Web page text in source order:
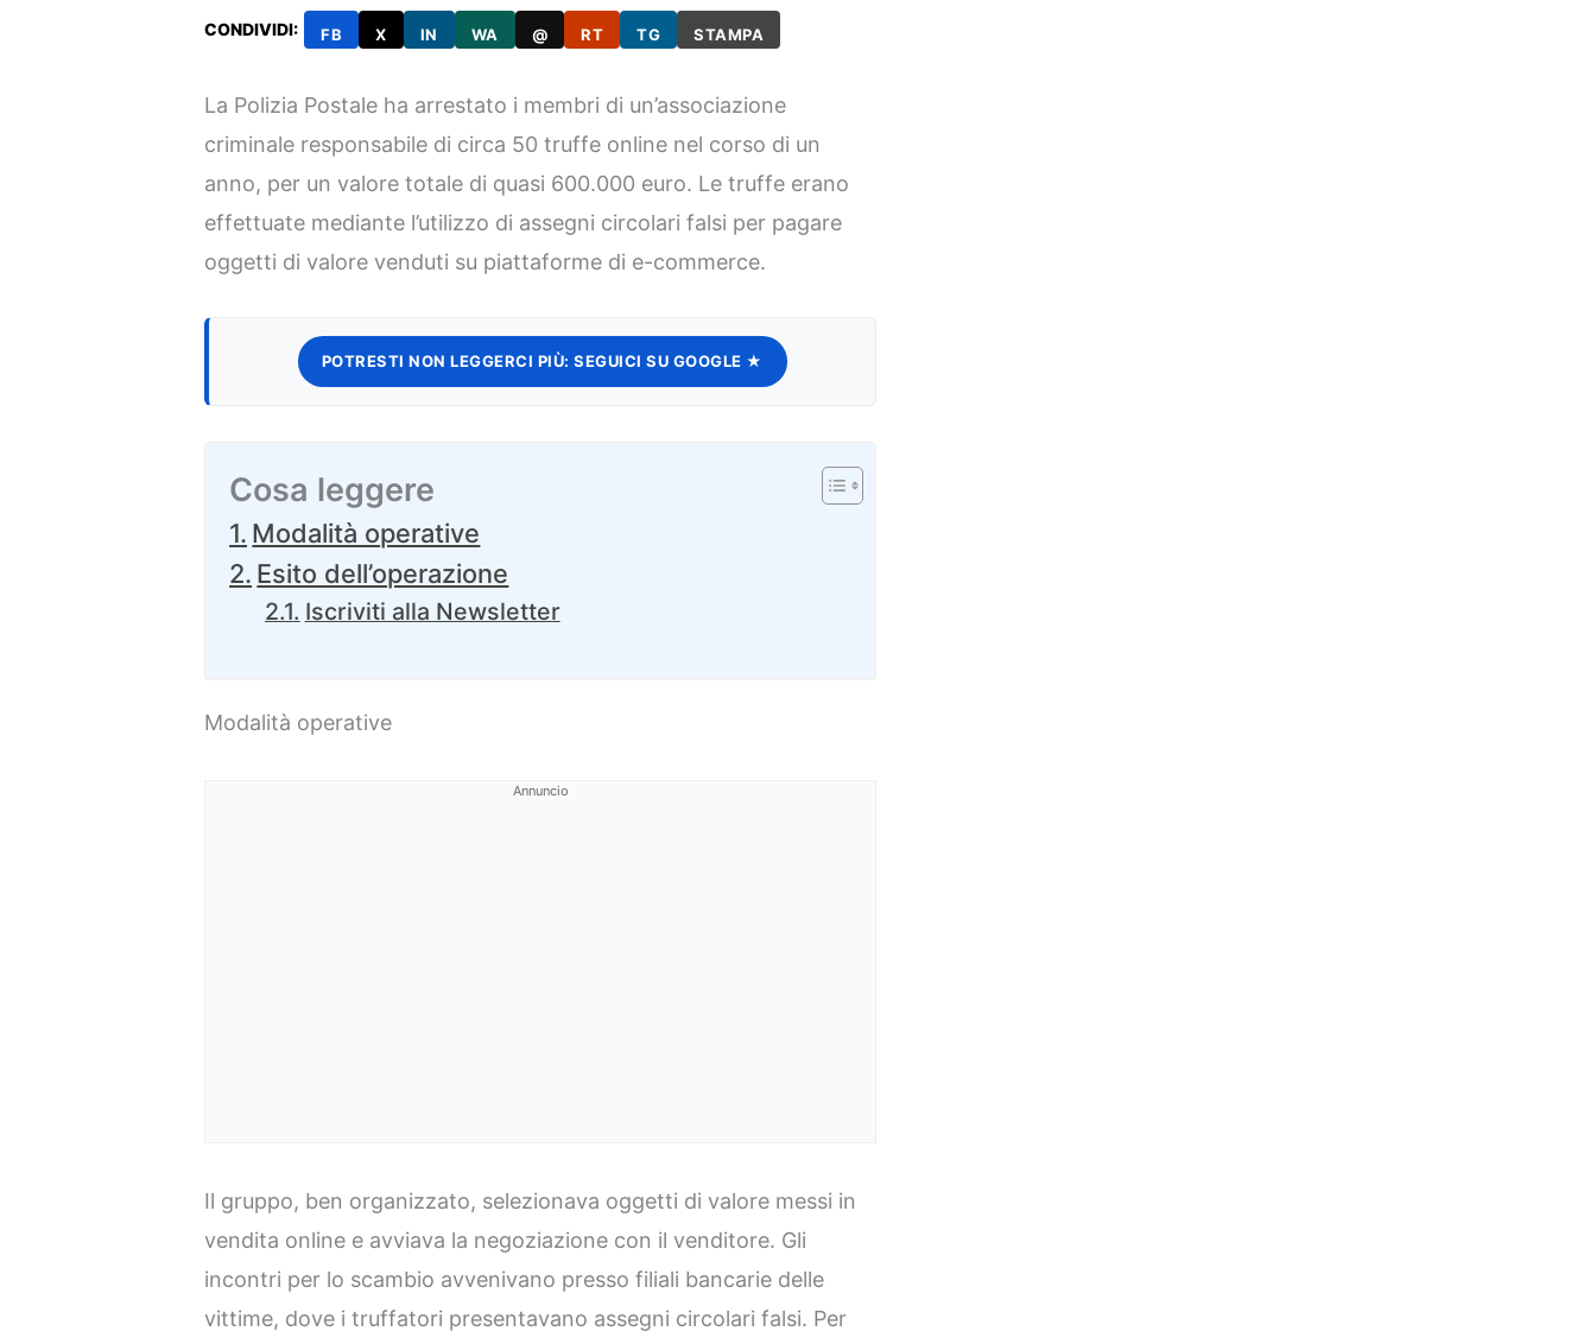
CONDIVIDI: FB X IN WA @ RT TG STAMPA
La Polizia Postale ha arrestato i membri di un’associazione
criminale responsabile di circa 50 truffe online nel corso di un
anno, per un valore totale di quasi 600.000 euro. Le truffe erano
effettuate mediante l’utilizzo di assegni circolari falsi per pagare
oggetti di valore venduti su piattaforme di e-commerce.
POTRESTI NON LEGGERCI PIÙ: SEGUICI SU GOOGLE ★
Cosa leggere
Modalità operative
Esito dell’operazione
Iscriviti alla Newsletter
Modalità operative
Annuncio
Il gruppo, ben organizzato, selezionava oggetti di valore messi in
vendita online e avviava la negoziazione con il venditore. Gli
incontri per lo scambio avvenivano presso filiali bancarie delle
vittime, dove i truffatori presentavano assegni circolari falsi. Per